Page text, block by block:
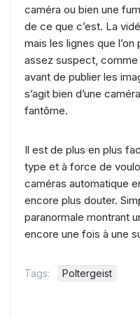
caméra ou bien une
de ce que c’est. La
mais les lignes que
assez suspect, comme
avant de publier les
s’agit bien d’une
fantôme.
Il est de plus en plus
type et à force de
caméras automatique
encore plus douter.
paranormale montrant
encore une fois à une
Tags: Poltergeist